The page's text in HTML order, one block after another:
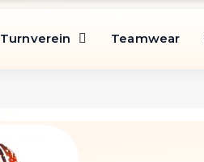
Turnverein Teamwear